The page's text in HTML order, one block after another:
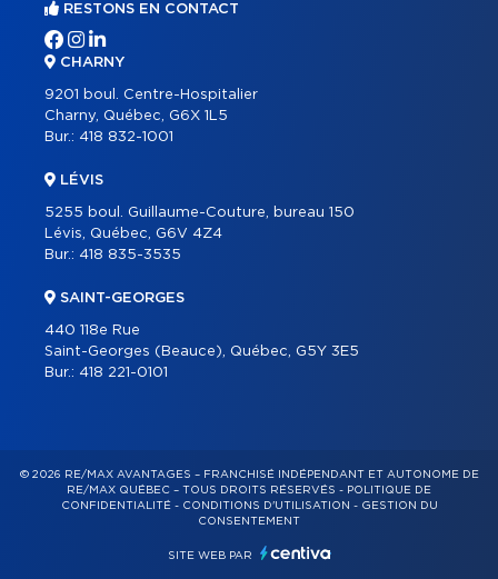
RESTONS EN CONTACT
CHARNY
9201 boul. Centre-Hospitalier
Charny, Québec, G6X 1L5
Bur.: 418 832-1001
LÉVIS
5255 boul. Guillaume-Couture, bureau 150
Lévis, Québec, G6V 4Z4
Bur.: 418 835-3535
SAINT-GEORGES
440 118e Rue
Saint-Georges (Beauce), Québec, G5Y 3E5
Bur.: 418 221-0101
© 2026 RE/MAX AVANTAGES – FRANCHISÉ INDÉPENDANT ET AUTONOME DE
RE/MAX QUÉBEC – TOUS DROITS RÉSERVÉS - POLITIQUE DE
CONFIDENTIALITÉ- CONDITIONS D'UTILISATION - GESTION DU
CONSENTEMENT
SITE WEB PAR